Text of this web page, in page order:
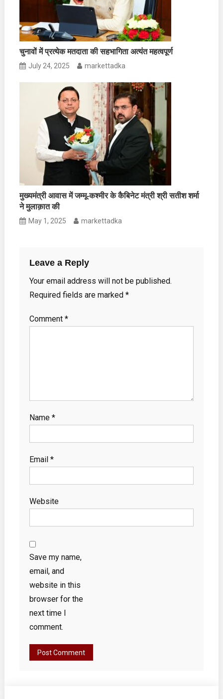
चुनावों में प्रत्येक मतदाता की सहभागिता अत्यंत महत्वपूर्ण
July 24, 2025 markettadka
मुख्यमंत्री आवास में जम्मू-कश्मीर के कैबिनेट मंत्री श्री सतीश शर्मा
ने मुलाक़ात की
May 1, 2025 markettadka
Leave a Reply
Your email address will not be published.
Required fields are marked *
Comment *
Name *
Email *
Website
Save my name,
email, and
website in this
browser for the
next time I
comment.